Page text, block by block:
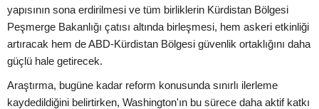
yapısının sona erdirilmesi ve tüm birliklerin Kürdistan Bölgesi
Peşmerge Bakanlığı çatısı altında birleşmesi, hem askeri etkinliği
artıracak hem de ABD-Kürdistan Bölgesi güvenlik ortaklığını daha
güçlü hale getirecek.
Araştırma, bugüne kadar reform konusunda sınırlı ilerleme
kaydedildiğini belirtirken, Washington'ın bu sürece daha aktif katkı